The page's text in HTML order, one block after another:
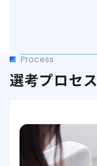
Process
選考プロセス